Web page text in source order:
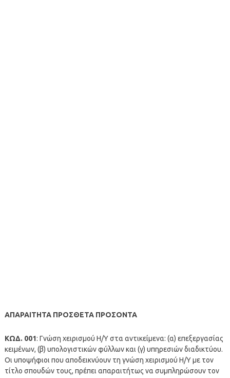
ΑΠΑΡΑΙΤΗΤΑ ΠΡΟΣΘΕΤΑ ΠΡΟΣΟΝΤΑ
ΚΩΔ. 001: Γνώση χειρισμού Η/Υ στα αντικείμενα: (α) επεξεργασίας
κειμένων, (β) υπολογιστικών φύλλων και (γ) υπηρεσιών διαδικτύου.
Οι υποψήφιοι που αποδεικνύουν τη γνώση χειρισμού Η/Υ με τον
τίτλο σπουδών τους, πρέπει απαραιτήτως να συμπληρώσουν τον